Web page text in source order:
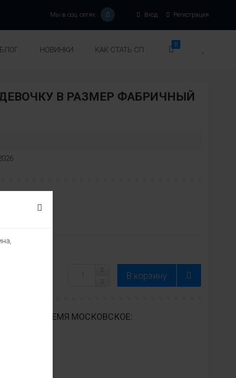
Вход Регистрация
Мы в соц. сетях:
БЛОГ НОВИНКИ КАК СТАТЬ СП
0
В РАЗМЕР ФАБРИЧНЫЙ
Модель
ВРЕМЯ МОСКОВСКОЕ: